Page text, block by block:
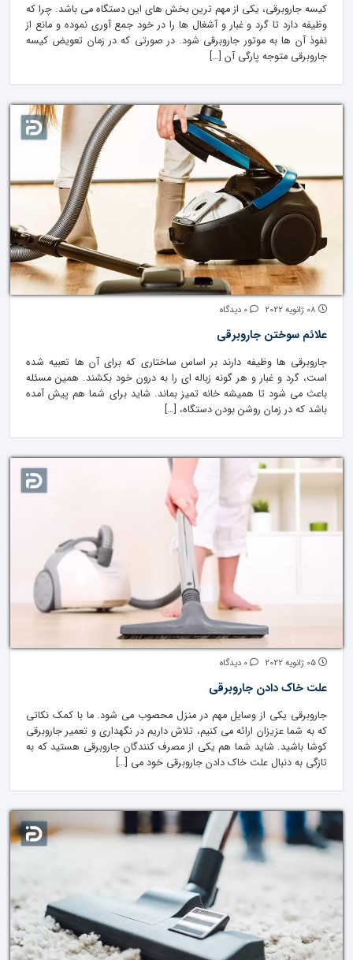
کیسه جاروبرقی، یکی از مهم ترین بخش های این دستگاه می باشد. چرا که
وظیفه دارد تا گرد و غبار و آشغال ها را در خود جمع آوری نموده و مانع از
نفوذ آن ها به موتور جاروبرقی شود. در صورتی که در زمان تعویض کیسه
جاروبرقی متوجه پارگی آن […]
علائم سوختن جاروبرقی
جاروبرقی ها وظیفه دارند بر اساس ساختاری که برای آن ها تعبیه شده
است، گرد و غبار و هر گونه زباله ای را به درون خود بکشند. همین مسئله
باعث می شود تا همیشه خانه تمیز بماند. شاید برای شما هم پیش آمده
باشد که در زمان روشن بودن دستگاه، […]
علت خاک دادن جاروبرقی
جاروبرقی یکی از وسایل مهم در منزل محصوب می شود. ما با کمک نکاتی
که به شما عزیزان ارائه می کنیم، تلاش داریم در نگهداری و تعمیر جاروبرقی
کوشا باشید. شاید شما هم یکی از مصرف کنندگان جاروبرقی هستید که به
تازگی به دنبال علت خاک دادن جاروبرقی خود می […]